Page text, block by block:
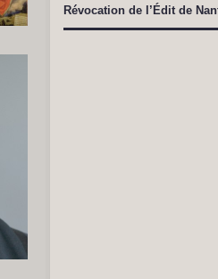
Révocation de l’Édit de